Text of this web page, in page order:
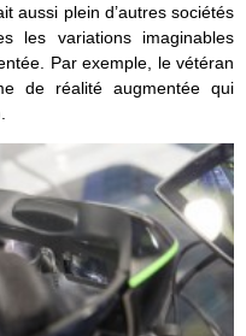
aussi plein d’autres sociétés
les variations imaginables
Par exemple, le vétéran
de réalité augmentée qui